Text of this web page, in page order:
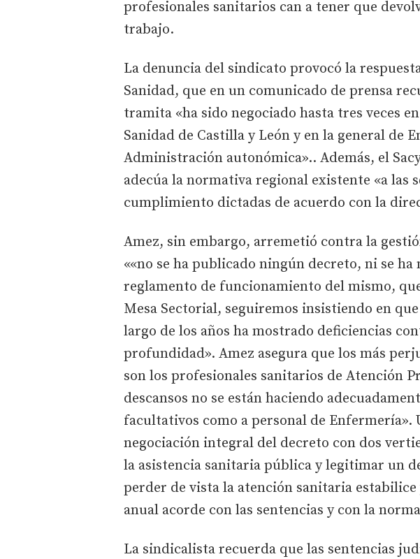
profesionales sanitarios can a tener que
trabajo.
La denuncia del sindicato provocó la
Sanidad, que en un comunicado de prensa
tramita «ha sido negociado hasta tres veces
Sanidad de Castilla y León y en la general de
Administración autonómica».. Además, el
adecúa la normativa regional existente «a las
cumplimiento dictadas de acuerdo con la
Amez, sin embargo, arremetió contra la
««no se ha publicado ningún decreto, ni se
reglamento de funcionamiento del mismo,
Mesa Sectorial, seguiremos insistiendo en
largo de los años ha mostrado deficiencias
profundidad». Amez asegura que los más
son los profesionales sanitarios de Atención
descansos no se están haciendo
facultativos como a personal de Enfermería».
negociación integral del decreto con dos
la asistencia sanitaria pública y legitimar un
perder de vista la atención sanitaria estabilice
anual acorde con las sentencias y con la
La sindicalista recuerda que las sentencias